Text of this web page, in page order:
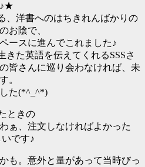
♪★
、洋書へのはちきれんばかりの
お陰で、
ースに進んでこれました♪
きた英語を伝えてくれるSSSさ
皆さんに巡り会わなければ、未
。
た(*^_^*)
ときの
ぁ、注文しなければよかった
です♪
も。意外と量があって当時びっ